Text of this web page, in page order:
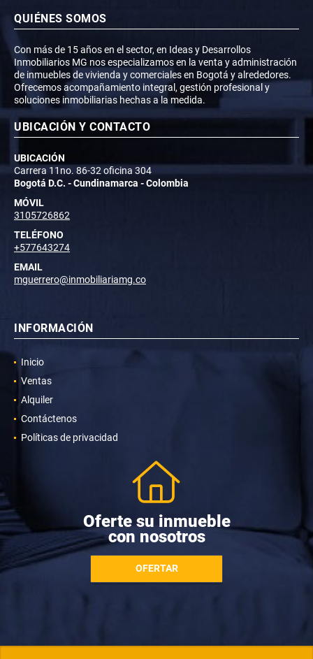
QUIÉNES SOMOS
Con más de 15 años en el sector, en Ideas y Desarrollos
Inmobiliarios MG nos especializamos en la venta y administración
de inmuebles de vivienda y comerciales en Bogotá y alrededores.
Ofrecemos acompañamiento integral, gestión profesional y
soluciones inmobiliarias hechas a la medida.
UBICACIÓN Y CONTACTO
UBICACIÓN
Carrera 11no. 86-32 oficina 304
Bogotá D.C. - Cundinamarca - Colombia
MÓVIL
3105726862
TELÉFONO
+577643274
EMAIL
mguerrero@inmobiliariamg.co
INFORMACIÓN
Inicio
Ventas
Alquiler
Contáctenos
Políticas de privacidad
Oferte su inmueble
con nosotros
OFERTAR